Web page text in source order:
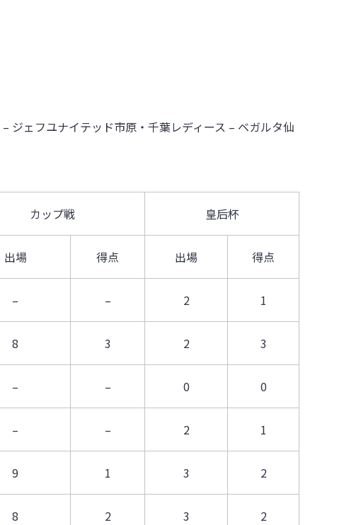
– ジェフユナイテッド市原・千葉レディース – ベガルタ仙
カップ戦 皇后杯
出場 得点 出場 得点
– – 2 1
8 3 2 3
– – 0 0
– – 2 1
9 1 3 2
8 2 3 2